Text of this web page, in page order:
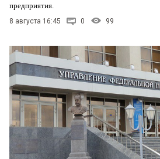
предприятия.
8 августа 16:45 0 99